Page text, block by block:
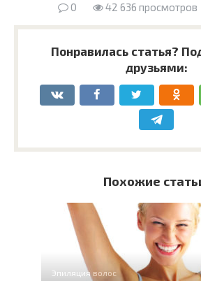
0 42 636 просмотров
Понравилась статья?
друзьями:
Похожие
Эпиляция волос